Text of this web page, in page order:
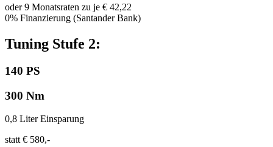
oder 9 Monatsraten zu je € 42,22
0% Finanzierung (Santander Bank)
Tuning Stufe 2:
140 PS
300 Nm
0,8 Liter Einsparung
statt € 580,-